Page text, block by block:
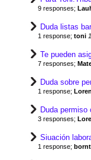
9 responses;
Duda listas
1 response; toni
Te pueden
7 responses;
Duda sobre
1 response;
Duda
3 responses;
Siuación
1 response;